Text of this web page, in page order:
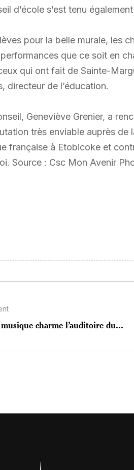
d’école s’est tenu
pour la belle murale, les
que ce soit en
qui ont fait de Sainte-
directeur de l’éducation.
Geneviève Grenier, a
très enviable auprès de
française à Etobicoke et
Source : Csc Mon Avenir
charme l’auditoire du...